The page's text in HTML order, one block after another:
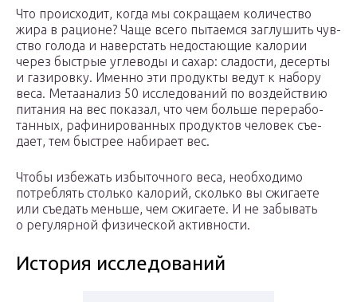
Что про­ис­хо­дит, когда мы сокра­щаем коли­че­ство
жира в раци­оне? Чаще всего пыта­емся заглу­шить чув­
ство голода и навер­стать недо­ста­ю­щие кало­рии
через быст­рые угле­воды и сахар: сла­до­сти, десерты
и гази­ровку. Именно эти про­дукты ведут к набору
веса. Мета­а­на­лиз 50 иссле­до­ва­ний по воз­дей­ствию
пита­ния на вес пока­зал, что чем больше пере­ра­бо­
тан­ных, рафи­ни­ро­ван­ных про­дук­тов чело­век съе­
дает, тем быст­рее наби­рает вес.
Чтобы избе­жать избы­точ­ного веса, необ­хо­димо
потреб­лять столько кало­рий, сколько вы сжи­га­ете
или съе­дать меньше, чем сжи­га­ете. И не забы­вать
о регу­ляр­ной физи­че­ской активности.
История исследований